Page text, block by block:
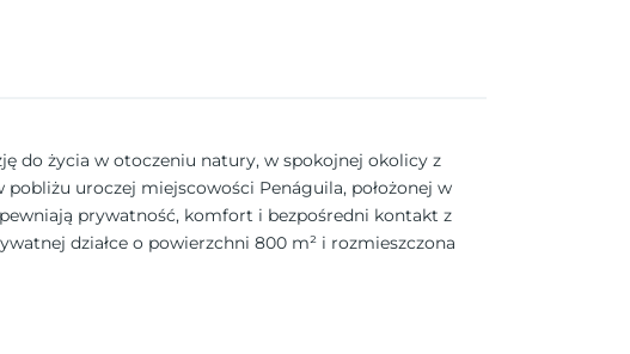
do życia w otoczeniu natury, w spokojnej okolicy z
uroczej miejscowości Penáguila, położonej w
prywatność, komfort i bezpośredni kontakt z
działce o powierzchni 800 m² i rozmieszczona
z 3 lub 4 sypialniami, 2 lub 3 łazienkami i
cieszenia się życiem na świeżym powietrzu przez cały